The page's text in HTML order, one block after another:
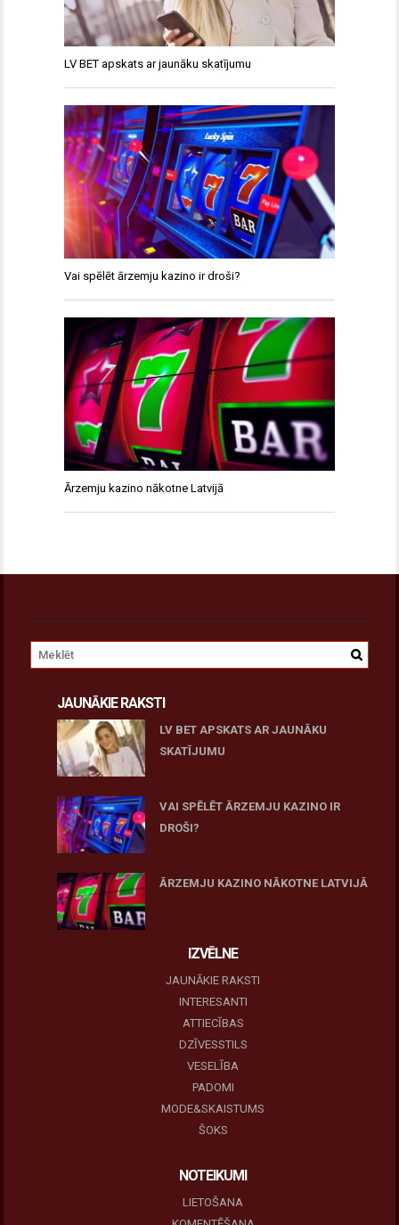
LV BET apskats ar jaunāku skatījumu
Vai spēlēt ārzemju kazino ir droši?
Ārzemju kazino nākotne Latvijā
JAUNĀKIE RAKSTI
LV BET APSKATS AR JAUNĀKU
SKATĪJUMU
VAI SPĒLĒT ĀRZEMJU KAZINO IR
DROŠI?
ĀRZEMJU KAZINO NĀKOTNE LATVIJĀ
IZVĒLNE
JAUNĀKIE RAKSTI
INTERESANTI
ATTIECĪBAS
DZĪVESSTILS
VESELĪBA
PADOMI
MODE&SKAISTUMS
ŠOKS
NOTEIKUMI
LIETOŠANA